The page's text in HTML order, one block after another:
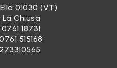
01030 (VT)
Chiusa
18731
515168